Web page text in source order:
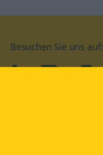
Besuchen Sie uns auf: